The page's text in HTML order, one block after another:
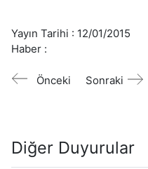
Yayın Tarihi : 12/01/2015
Haber :
Önceki Sonraki
Diğer Duyurular